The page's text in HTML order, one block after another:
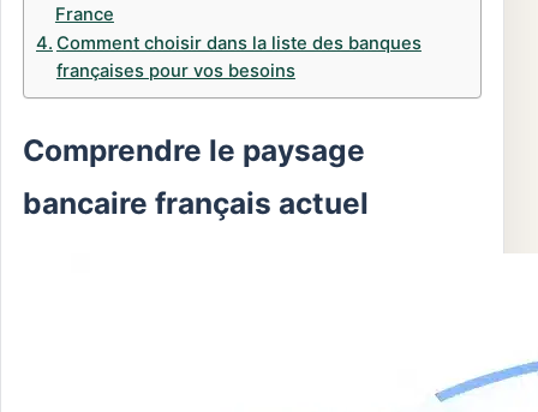
France
Comment choisir dans la liste des banques
françaises pour vos besoins
Comprendre le paysage
bancaire français actuel